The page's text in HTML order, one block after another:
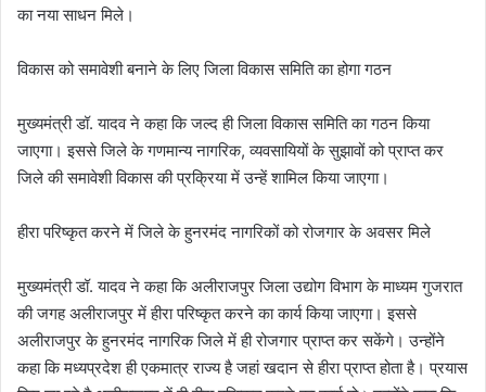
का नया साधन मिले।
विकास को समावेशी बनाने के लिए जिला विकास समिति का होगा गठन
मुख्यमंत्री डॉ. यादव ने कहा कि जल्द ही जिला विकास समिति का गठन किया
जाएगा। इससे जिले के गणमान्य नागरिक, व्यवसायियों के सुझावों को प्राप्त कर
जिले की समावेशी विकास की प्रक्रिया में उन्हें शामिल किया जाएगा।
हीरा परिष्कृत करने में जिले के हुनरमंद नागरिकों को रोजगार के अवसर मिले
मुख्यमंत्री डॉ. यादव ने कहा कि अलीराजपुर जिला उद्योग विभाग के माध्यम गुजरात
की जगह अलीराजपुर में हीरा परिष्कृत करने का कार्य किया जाएगा। इससे
अलीराजपुर के हुनरमंद नागरिक जिले में ही रोजगार प्राप्त कर सकेंगे। उन्होंने
कहा कि मध्यप्रदेश हीएकमात्र राज्य है जहां खदान से हीरा प्राप्त होता है। प्रयास